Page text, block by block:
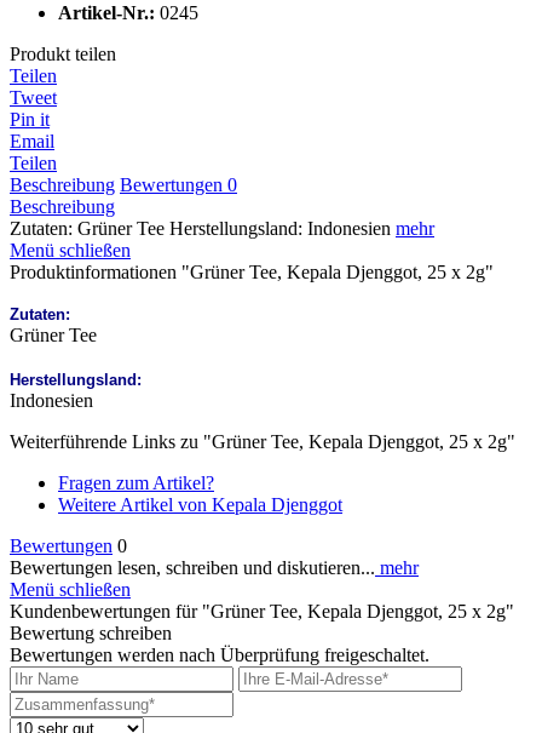
Artikel-Nr.: 0245
Produkt teilen
Teilen
Tweet
Pin it
Email
Teilen
Beschreibung Bewertungen 0
Beschreibung
Zutaten: Grüner Tee Herstellungsland: Indonesien mehr
Menü schließen
Produktinformationen "Grüner Tee, Kepala Djenggot, 25 x 2g"
Zutaten:
Grüner Tee
Herstellungsland:
Indonesien
Weiterführende Links zu "Grüner Tee, Kepala Djenggot, 25 x 2g"
Fragen zum Artikel?
Weitere Artikel von Kepala Djenggot
Bewertungen 0
Bewertungen lesen, schreiben und diskutieren... mehr
Menü schließen
Kundenbewertungen für "Grüner Tee, Kepala Djenggot, 25 x 2g"
Bewertung schreiben
Bewertungen werden nach Überprüfung freigeschaltet.